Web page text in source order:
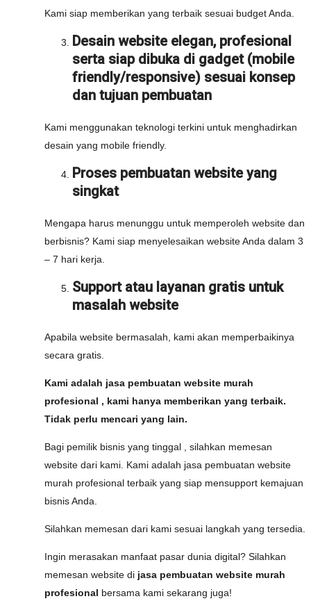
Kami siap memberikan yang terbaik sesuai budget Anda.
Desain website elegan, profesional
serta siap dibuka di gadget (mobile
friendly/responsive) sesuai konsep
dan tujuan pembuatan
Kami menggunakan teknologi terkini untuk menghadirkan
desain yang mobile friendly.
Proses pembuatan website yang
singkat
Mengapa harus menunggu untuk memperoleh website dan
berbisnis? Kami siap menyelesaikan website Anda dalam 3
– 7 hari kerja.
Support atau layanan gratis untuk
masalah website
Apabila website bermasalah, kami akan memperbaikinya
secara gratis.
Kami adalah jasa pembuatan website murah
profesional , kami hanya memberikan yang terbaik.
Tidak perlu mencari yang lain.
Bagi pemilik bisnis yang tinggal , silahkan memesan
website dari kami. Kami adalah jasa pembuatan website
murah profesional terbaik yang siap mensupport kemajuan
bisnis Anda.
Silahkan memesan dari kami sesuai langkah yang tersedia.
Ingin merasakan manfaat pasar dunia digital? Silahkan
memesan website di jasa pembuatan website murah
profesional bersama kami sekarang juga!